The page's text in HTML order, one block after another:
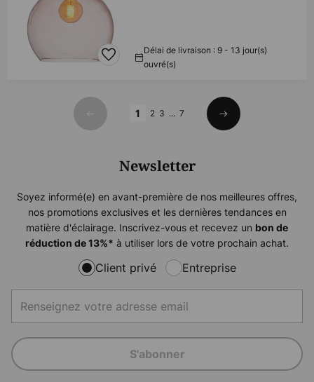
Délai de livraison : 9 - 13 jour(s)
ouvré(s)
Précédent
1 2 3 ... 7
Suivant
Newsletter
Soyez informé(e) en avant-première de nos meilleures offres,
nos promotions exclusives et les dernières tendances en
matière d'éclairage. Inscrivez-vous et recevez un bon de
réduction de13%* à utiliser lors de votre prochain achat.
Client privé Entreprise
S'abonner